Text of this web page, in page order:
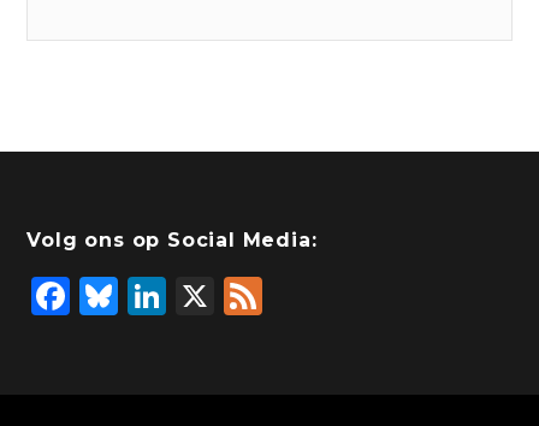
Volg ons op Social Media:
F
Bl
Li X